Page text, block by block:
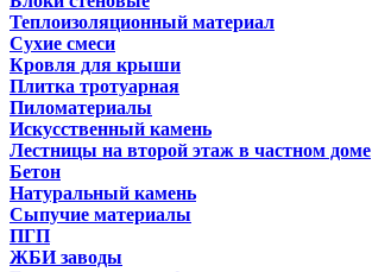
Теплоизоляционный материал
Сухие смеси
Кровля для крыши
Плитка тротуарная
Пиломатериалы
Искусственный камень
Лестницы на второй этаж в частном доме
Бетон
Натуральный камень
Сыпучие материалы
ПГП
ЖБИ заводы